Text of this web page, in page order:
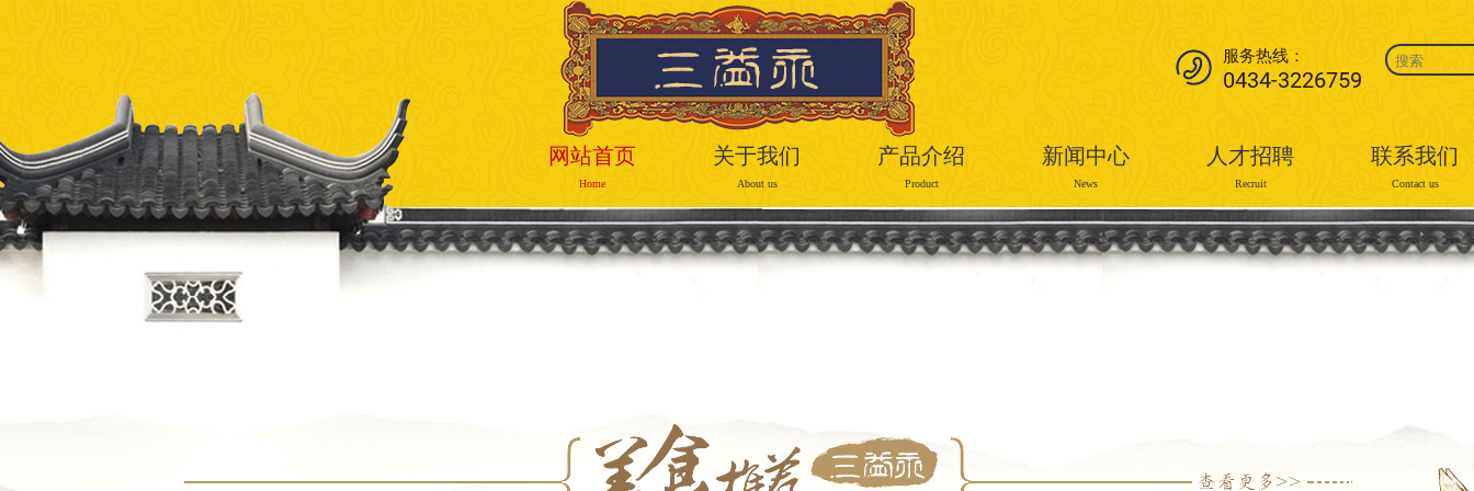
服务热线：
0434-3226759
网站首页
Home
关于我们
About us
产品介绍
Product
新闻中心
News
人才招聘
Recruit
联系我们
Contact us